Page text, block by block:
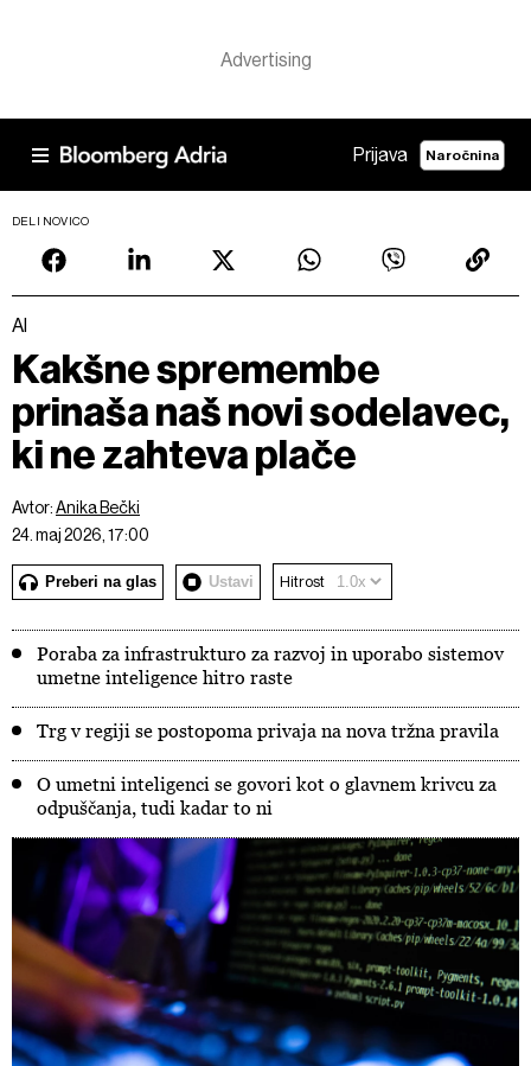
Prijava Naročnina
DELI NOVICO
AI
Kakšne spremembe
prinaša naš novi sodelavec,
ki ne zahteva plače
Avtor:Anika Bečki
24. maj 2026, 17:00
Preberi na glas Ustavi Hitrost
Poraba za infrastrukturo za razvoj in uporabo sistemov
umetne inteligence hitro raste
Trg v regiji se postopoma privaja na nova tržna pravila
O umetni inteligenci se govori kot o glavnem krivcu za
odpuščanja, tudi kadar to ni